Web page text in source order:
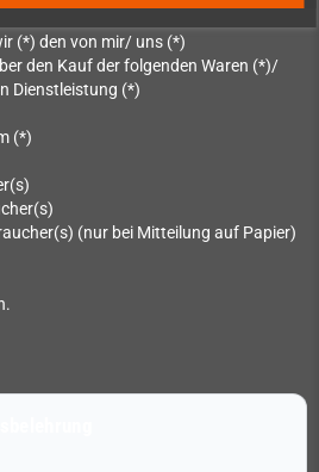
(*) den von mir/ uns (*)
den Kauf der folgenden Waren (*)/
Dienstleistung (*)
(*)
(nur bei Mitteilung auf Papier)